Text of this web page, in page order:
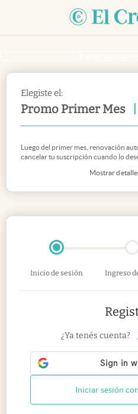
Elegiste el:
Promo Primer Mes
Mostrar
Luego del primer mes, renovación
cancelar tu suscripción cuando lo
Inicio de sesión Ingreso
¿Ya tenés cuenta?
Iniciar sesión